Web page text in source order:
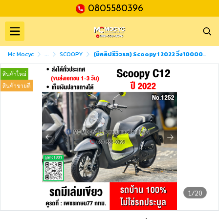
0805580396
Mc Mocyc ... SCOOPY (มีคลิปรีวิวรถ) Scoopy i 2022 วิ่ง10000โล รถบ้านเครื่องท่อเดิม เล่มเขียวชุดโอนครบ No1252
1/20
สินค้าใหม่
สินค้าขายดี